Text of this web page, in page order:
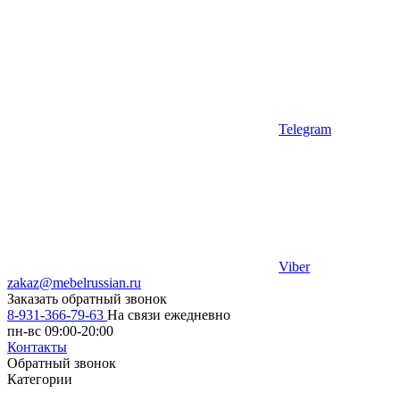
Telegram
Viber
zakaz@mebelrussian.ru
Заказать обратный звонок
8-931-366-79-63 На связи ежедневно
пн-вс 09:00-20:00
Контакты
Обратный звонок
Категории